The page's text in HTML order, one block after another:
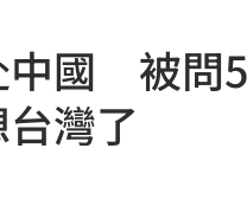
周杰倫私生子風波
歌王聽到一半變臉
四川曝「大咖」應戰
中小企業數位轉型
中國 被問
灣了